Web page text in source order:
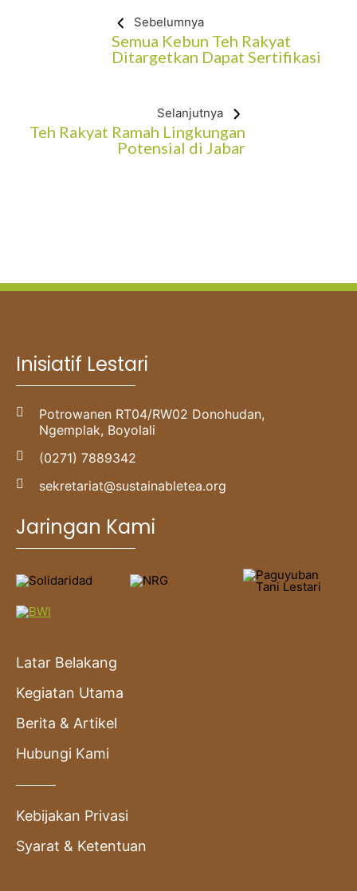
Sebelumnya
Semua Kebun Teh Rakyat
Ditargetkan Dapat Sertifikasi
Selanjutnya
Teh Rakyat Ramah Lingkungan
Potensial di Jabar
Inisiatif Lestari
Potrowanen RT04/RW02 Donohudan,
Ngemplak, Boyolali
(0271) 7889342
sekretariat@sustainabletea.org
Jaringan Kami
Latar Belakang
Kegiatan Utama
Berita & Artikel
Hubungi Kami
Kebijakan Privasi
Syarat & Ketentuan